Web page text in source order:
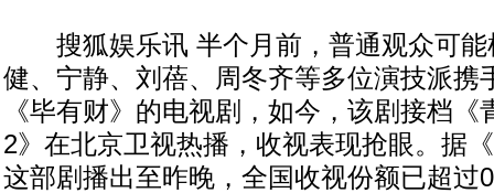
搜狐娱乐讯 半个月前，普通观众可能
健、宁静、刘蓓、周冬齐等多位演技派携
《毕有财》的电视剧，如今，该剧接档《
2》在北京卫视热播，收视表现抢眼。据
这部剧播出至昨晚，全国收视份额已超过